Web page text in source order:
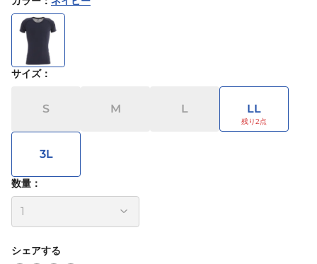
サイズ：
S M L LL
3L
数量：
シェアする